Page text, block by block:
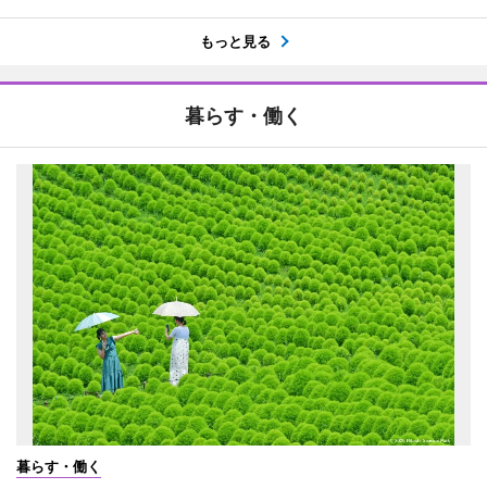
もっと見る
暮らす・働く
暮らす・働く